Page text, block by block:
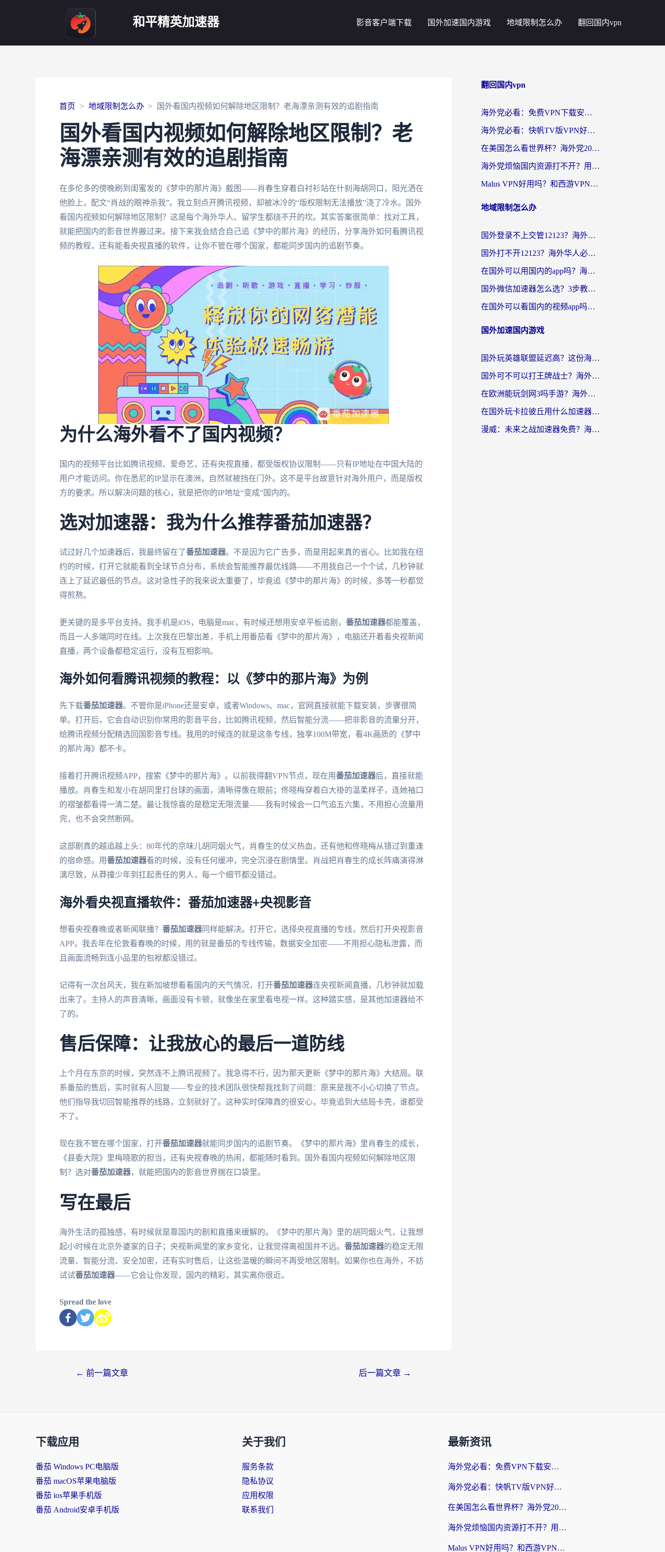
和平精英加速器 影音客户端下载 国外加速国内游戏 地域限制怎么办 翻回国内vpn
首页 地域限制怎么办 国外看国内视频如何解除地区限制？老海漂亲测有效的追剧指南
国外看国内视频如何解除地区限制？老
海漂亲测有效的追剧指南
在多伦多的傍晚刷到闺蜜发的《梦中的那片海》截图——肖春生穿着白衬衫站在什刹海胡同口，阳光洒在
他脸上，配文“肖战的眼神杀我”。我立刻点开腾讯视频，却被冰冷的“版权限制无法播放”浇了冷水。国外
看国内视频如何解除地区限制？这是每个海外华人、留学生都绕不开的坎。其实答案很简单：找对工具，
就能把国内的影音世界搬过来。接下来我会结合自己追《梦中的那片海》的经历，分享海外如何看腾讯视
频的教程，还有能看央视直播的软件，让你不管在哪个国家，都能同步国内的追剧节奏。
为什么海外看不了国内视频？
国内的视频平台比如腾讯视频、爱奇艺，还有央视直播，都受版权协议限制——只有IP地址在中国大陆的
用户才能访问。你在悉尼的IP显示在澳洲，自然就被挡在门外。这不是平台故意针对海外用户，而是版权
方的要求。所以解决问题的核心，就是把你的IP地址“变成”国内的。
选对加速器：我为什么推荐番茄加速器？
试过好几个加速器后，我最终留在了番茄加速器。不是因为它广告多，而是用起来真的省心。比如我在纽
约的时候，打开它就能看到全球节点分布，系统会智能推荐最优线路——不用我自己一个个试，几秒钟就
连上了延迟最低的节点。这对急性子的我来说太重要了，毕竟追《梦中的那片海》的时候，多等一秒都觉
得煎熬。
更关键的是多平台支持。我手机是iOS，电脑是mac，有时候还想用安卓平板追剧， 番茄加速器都能覆盖，
而且一人多端同时在线。上次我在巴黎出差，手机上用番茄看《梦中的那片海》，电脑还开着看央视新闻
直播，两个设备都稳定运行，没有互相影响。
海外如何看腾讯视频的教程：以《梦中的那片海》为例
先下载番茄加速器。不管你是iPhone还是安卓，或者Windows、mac，官网直接就能下载安装，步骤很简
单。打开后，它会自动识别你常用的影音平台，比如腾讯视频，然后智能分流——把非影音的流量分开，
给腾讯视频分配精选回国影音专线。我用的时候连的就是这条专线，独享100M带宽，看4K画质的《梦中
的那片海》都不卡。
接着打开腾讯视频APP，搜索《梦中的那片海》。以前我得翻VPN节点，现在用番茄加速器后，直接就能
播放。肖春生和发小在胡同里打台球的画面，清晰得像在眼前；佟晓梅穿着白大褂的温柔样子，连她袖口
的褶皱都看得一清二楚。最让我惊喜的是稳定无限流量——我有时候会一口气追五六集，不用担心流量用
完，也不会突然断网。
这部剧真的越追越上头：80年代的京味儿胡同烟火气，肖春生的仗义热血，还有他和佟晓梅从错过到重逢
的宿命感。用番茄加速器看的时候，没有任何缓冲，完全沉浸在剧情里。肖战把肖春生的成长阵痛演得淋
漓尽致，从莽撞少年到扛起责任的男人，每一个细节都没错过。
海外看央视直播软件：番茄加速器+央视影音
想看央视春晚或者新闻联播？ 番茄加速器同样能解决。打开它，选择央视直播的专线，然后打开央视影音
APP。我去年在伦敦看春晚的时候，用的就是番茄的专线传输，数据安全加密——不用担心隐私泄露，而
且画面流畅到连小品里的包袱都没错过。
记得有一次台风天，我在新加坡想看看国内的天气情况，打开番茄加速器连央视新闻直播，几秒钟就加载
出来了。主持人的声音清晰，画面没有卡顿，就像坐在家里看电视一样。这种踏实感，是其他加速器给不
了的。
售后保障：让我放心的最后一道防线
上个月在东京的时候，突然连不上腾讯视频了。我急得不行，因为那天更新《梦中的那片海》大结局。联
系番茄的售后，实时就有人回复——专业的技术团队很快帮我找到了问题：原来是我不小心切换了节点。
他们指导我切回智能推荐的线路，立刻就好了。这种实时保障真的很安心，毕竟追到大结局卡壳，谁都受
不了。
现在我不管在哪个国家，打开番茄加速器就能同步国内的追剧节奏。《梦中的那片海》里肖春生的成长，
《县委大院》里梅晓歌的担当，还有央视春晚的热闹，都能随时看到。国外看国内视频如何解除地区限
制？选对番茄加速器，就能把国内的影音世界揣在口袋里。
写在最后
海外生活的孤独感，有时候就是靠国内的剧和直播来缓解的。《梦中的那片海》里的胡同烟火气，让我想
起小时候在北京外婆家的日子；央视新闻里的家乡变化，让我觉得离祖国并不远。 番茄加速器的稳定无限
流量、智能分流、安全加密，还有实时售后，让这些温暖的瞬间不再受地区限制。如果你也在海外，不妨
试试番茄加速器——它会让你发现，国内的精彩，其实离你很近。
Spread the love
← 前一篇文章 后一篇文章 →
翻回国内vpn
海外党必看：免费VPN下载安卓+3步选对国外到国内加速器，无缝刷国内资源
海外党必看：快帆TV版VPN好用吗？和斧牛手游VPN对比哪个回国效果更好？附电脑翻墙回国实用技巧
在美国怎么看世界杯？海外党2026最新回国加速器指南：从影音到游戏全搞定
海外党烦恼国内资源打不开？用VPN上海节点+这几点，轻松搞定回国加速！
Malus VPN好用吗？和西游VPN对比哪个回国效果更好？海外党亲测后的真实选择
地域限制怎么办
国外登录不上交管12123？海外党选对回国加速器，无缝访问国内资源不发愁
国外打不开12123？海外华人必看：选对回国加速器，无缝访问国内资源
在国外可以用国内的app吗？海外党亲测有效的回国加速方案
国外微信加速器怎么选？3步教你无缝访问国内资源（附避坑指南）
在国外可以看国内的视频app吗知乎？海外党亲测有效的追剧解决方案
国外加速国内游戏
国外玩英雄联盟延迟高？这份海外畅玩国服游戏的加速器终极指南帮你搞定
国外可不可以打王牌战士？海外党国服游戏加速终极指南（附3款热门游戏实测）
在欧洲能玩剑网3吗手游？海外党国服畅玩终极攻略（附三大热门游戏解决方案）
在国外玩卡拉彼丘用什么加速器好一点？海外党亲测有效的国服游戏加速指南
漫威：未来之战加速器免费？海外玩家国服畅玩终极指南（附一梦江湖弈剑行解决方案）
下载应用
番茄 Windows PC电脑版
番茄 macOS苹果电脑版
番茄 ios苹果手机版
番茄 Android安卓手机版
关于我们
服务条款
隐私协议
应用权限
联系我们
最新资讯
海外党必看：免费VPN下载安卓+3步选对国外到国内加速器，无缝刷国内资源
海外党必看：快帆TV版VPN好用吗？和斧牛手游VPN对比哪个回国效果更好？附电脑翻墙回国实用技巧
在美国怎么看世界杯？海外党2026最新回国加速器指南：从影音到游戏全搞定
海外党烦恼国内资源打不开？用VPN上海节点+这几点，轻松搞定回国加速！
Malus VPN好用吗？和西游VPN对比哪个回国效果更好？海外党亲测后的真实选择